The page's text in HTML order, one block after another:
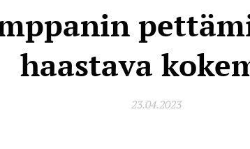
haastava
23.04.2023